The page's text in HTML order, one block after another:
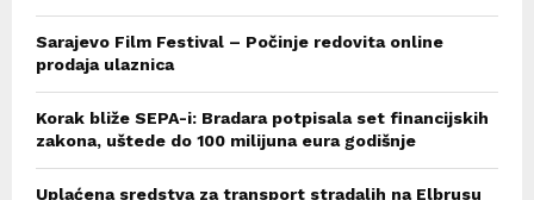
Sarajevo Film Festival – Počinje redovita online
prodaja ulaznica
Korak bliže SEPA-i: Bradara potpisala set financijskih
zakona, uštede do 100 milijuna eura godišnje
Uplaćena sredstva za transport stradalih na Elbrusu